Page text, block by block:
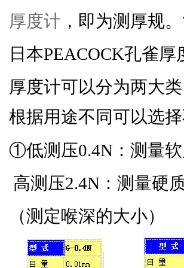
厚度计 ，即为测厚规
日本PEACOCK孔雀
厚度计可以分为两大
根据用途不同可以选
①低测压0.4N：测量
高测压2.4N：测量硬
（测定喉深的大小）